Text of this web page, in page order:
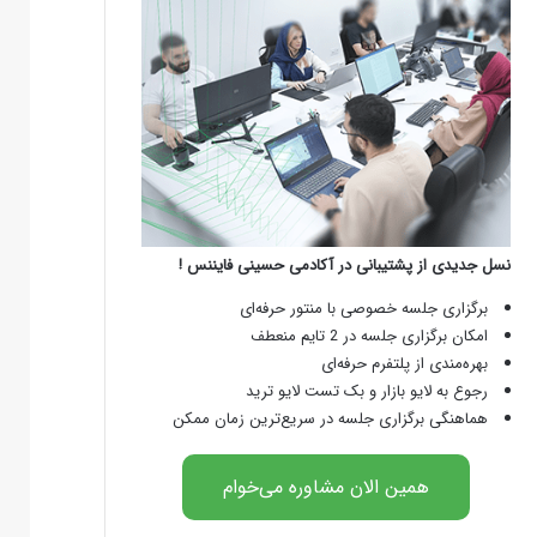
نسل جدیدی از پشتیبانی در آکادمی حسینی فایننس !
برگزاری جلسه خصوصی با منتور حرفه‌ای
امکان برگزاری جلسه در 2 تایم منعطف
بهره‌مندی از پلتفرم حرفه‌ای
رجوع به لایو بازار و بک تست لایو ترید
هماهنگی برگزاری جلسه در سریع‌ترین زمان ممکن
همین الان مشاوره می‌خوام